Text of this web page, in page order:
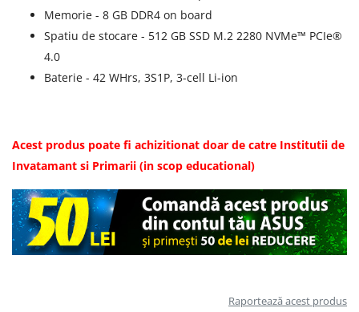
Memorie - 8 GB DDR4 on board
Spatiu de stocare - 512 GB SSD M.2 2280 NVMe™ PCIe®
4.0
Baterie - 42 WHrs, 3S1P, 3-cell Li-ion
Acest produs poate fi achizitionat doar de catre Institutii de
Invatamant si Primarii (in scop educational)
Raportează acest produs